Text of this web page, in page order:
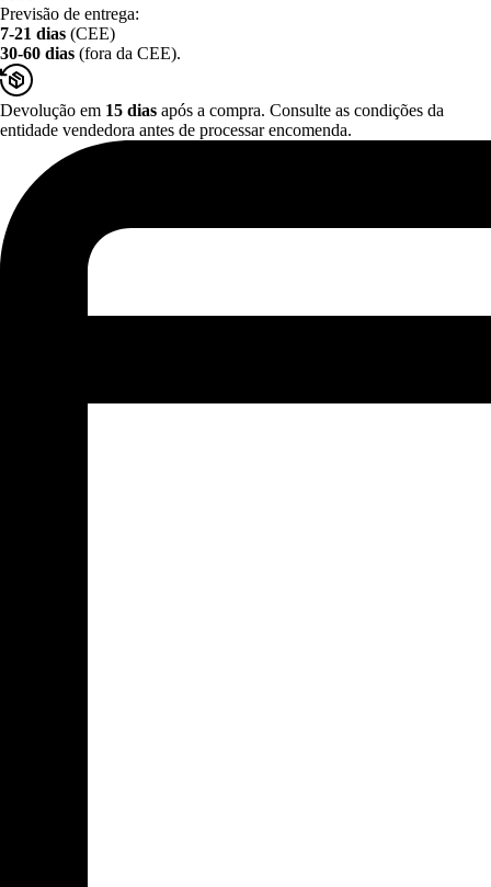
Previsão de entrega:
7-21 dias (CEE)
30-60 dias (fora da CEE).
Devolução em 15 dias após a compra. Consulte as condições da
entidade vendedora antes de processar encomenda.